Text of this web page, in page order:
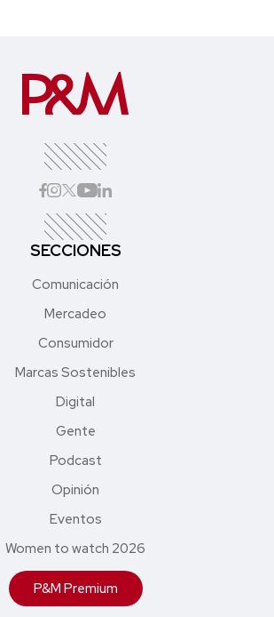
SECCIONES
Comunicación
Mercadeo
Consumidor
Marcas Sostenibles
Digital
Gente
Podcast
Opinión
Eventos
Women to watch 2026
P&M Premium